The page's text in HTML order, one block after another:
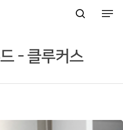
- 클루커스